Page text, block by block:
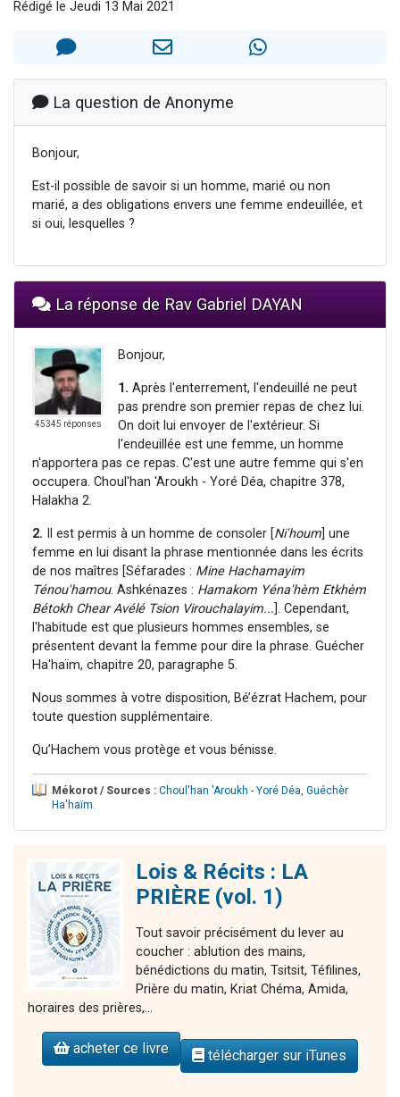
Il reste 49 places pour étudier en groupe sur Zoom
12 nouvelles musiques dans Torah-Box Music
2 personnes viennent de nous rejoindre sur WhatsApp
Rédigé le Jeudi 13 Mai 2021
La question de Anonyme
Bonjour,
Est-il possible de savoir si un homme, marié ou non
marié, a des obligations envers une femme endeuillée, et
si oui, lesquelles ?
La réponse de Rav Gabriel DAYAN
45345 réponses
Bonjour,
1. Après l'enterrement, l'endeuillé ne peut
pas prendre son premier repas de chez lui.
On doit lui envoyer de l'extérieur. Si
l'endeuillée est une femme, un homme
n'apportera pas ce repas. C'est une autre femme qui s'en
occupera. Choul'han 'Aroukh - Yoré Déa, chapitre 378,
Halakha 2.
2. Il est permis à un homme de consoler [ Ni'houm ] une
femme en lui disant la phrase mentionnée dans les écrits
de nos maîtres [Séfarades : Mine Hachamayim
Ténou'hamou. Ashkénazes : Hamakom Yéna'hèm Etkhèm
Bétokh Chear Avélé Tsion Virouchalayim... ]. Cependant,
l'habitude est que plusieurs hommes ensembles, se
présentent devant la femme pour dire la phrase. Guécher
Ha'haïm, chapitre 20, paragraphe 5.
Nous sommes à votre disposition, Bé’ézrat Hachem, pour
toute question supplémentaire.
Qu’Hachem vous protège et vous bénisse.
Mékorot / Sources : Choul'han 'Aroukh - Yoré Déa, Guéchèr
Ha'haïm.
Lois & Récits : LA
PRIÈRE (vol. 1)
Tout savoir précisément du lever au
coucher : ablution des mains,
bénédictions du matin, Tsitsit, Téfilines,
Prière du matin, Kriat Chéma, Amida,
horaires des prières,...
acheter ce livre télécharger sur iTunes